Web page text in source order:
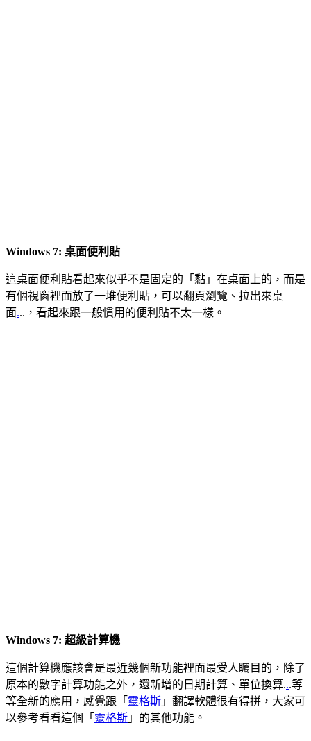
Windows 7: 桌面便利貼
這桌面便利貼看起來似乎不是固定的「黏」在桌面上的，而是
有個視窗裡面放了一堆便利貼，可以翻頁瀏覽、拉出來桌
面...，看起來跟一般慣用的便利貼不太一樣。
Windows 7: 超級計算機
這個計算機應該會是最近幾個新功能裡面最受人矚目的，除了
原本的數字計算功能之外，還新增的日期計算、單位換算...等
等全新的應用，感覺跟「 靈格斯 」翻譯軟體很有得拼，大家可
以參考看看這個「 靈格斯 」的其他功能。